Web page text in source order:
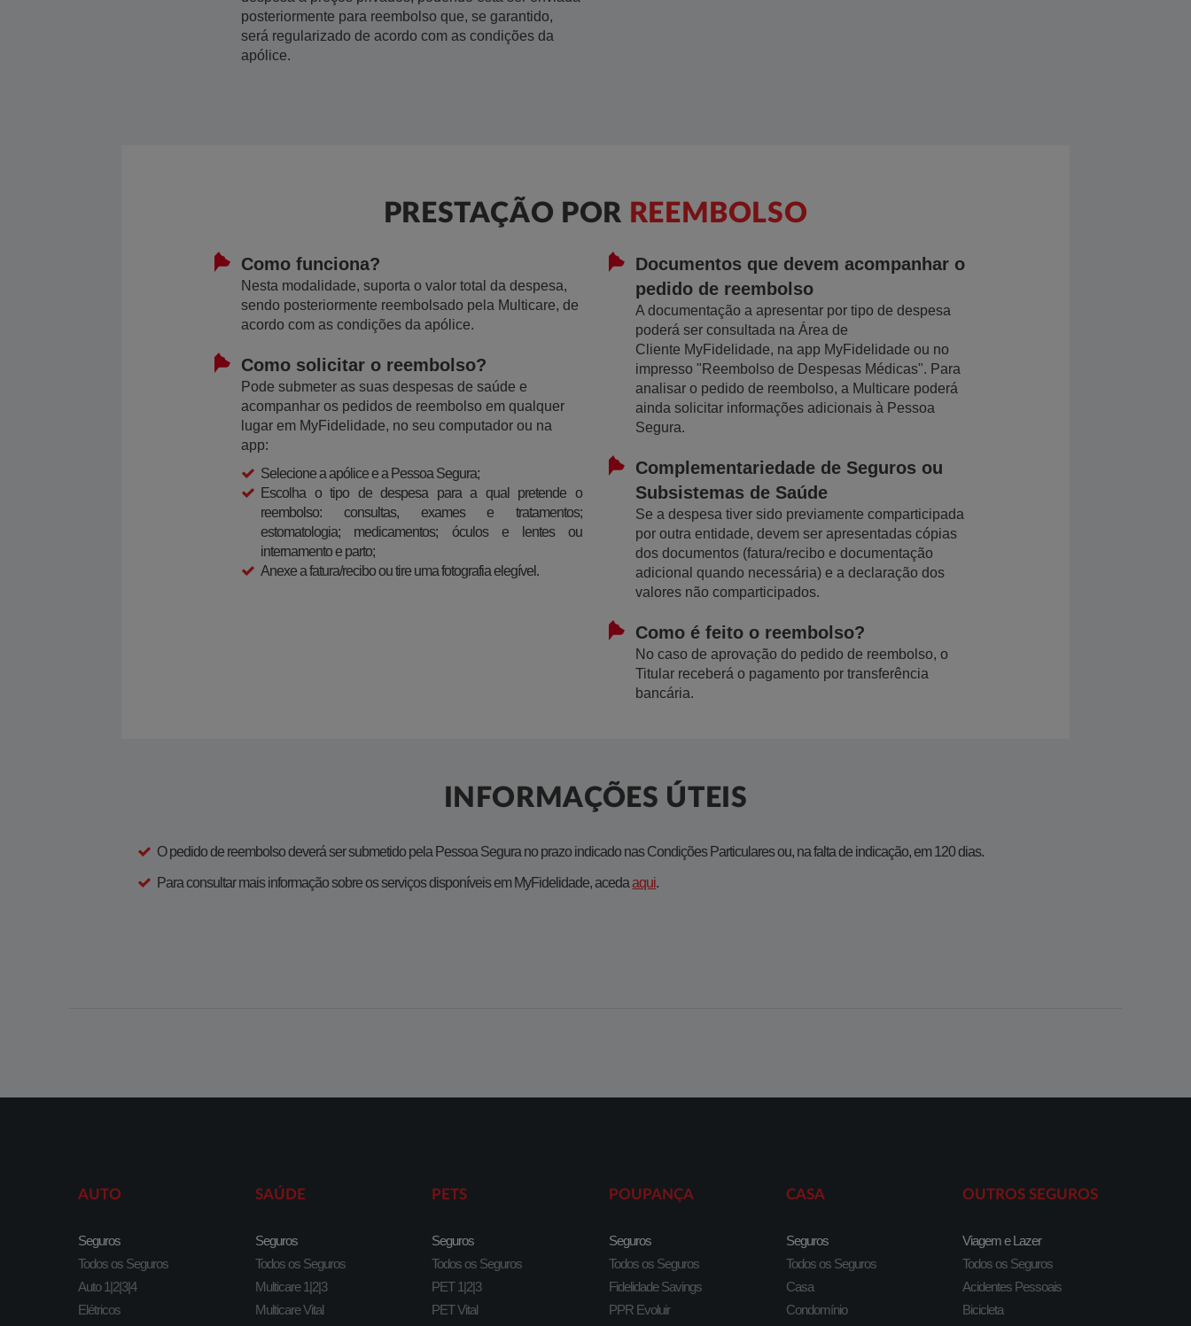
posteriormente para reembolso que, se garantido,
será regularizado de acordo com as condições da
apólice.
PRESTAÇÃO POR REEMBOLSO
Como funciona?
Nesta modalidade, suporta o valor total da despesa,
sendo posteriormente reembolsado pela Multicare, de
acordo com as condições da apólice.
Como solicitar o reembolso?
​Pode submeter as suas despesas de saúde e
acompanhar os pedidos de reembolso em qualquer
lugar em MyFidelidade, no seu computador ou na
app:
Selecione a apólice e a Pessoa Segura;
Escolha o tipo de despesa para a qual pretende o
reembolso: consultas, exames e tratamentos;
estomatologia; medicamentos; óculos e lentes ou
internamento e parto;
Anexe a fatura/recibo ou tire uma fotografia elegível.
Documentos que devem acompanhar o
pedido de reembolso
A documentação a apresentar por tipo de despesa
poderá ser consultada na Área de
Cliente MyFidelidade, na app MyFidelidade ou no
impresso "Reembolso de Despesas Médicas". Para
analisar o pedido de reembolso, a Multicare poderá
ainda solicitar informações adicionais à Pessoa
Segura.
Complementariedade de Seguros ou
Subsistemas de Saúde
Se a despesa tiver sido previamente comparticipada
por outra entidade, devem ser apresentadas cópias
dos documentos (fatura/recibo e documentação
adicional quando necessária) e a declaração dos
valores não comparticipados.
Como é feito o reembolso?
No caso de aprovação do pedido de reembolso, o
Titular receberá o pagamento por transferência
bancária.
INFORMAÇÕES ÚTEIS
O pedido de reembolso deverá ser submetido pela Pessoa Segura no prazo indicado nas Condições Particulares ou, na falta de indicação, em 120 dias.
Para consultar mais informação sobre os serviços disponíveis em MyFidelidade, acedaaqui​.
AUTO
Seguros
Todos os Seguros
Auto 1|2|3|4
Elétricos
SAÚDE
Seguros
Todos os Seguros
Multicare 1|2|3
Multicare Vital
PETS
Seguros
Todos os Seguros
PET 1|2|3
PET Vital
POUPANÇA
Seguros
Todos os Seguros
Fidelidade Savings
PPR Evoluir
CASA
Seguros
Todos os Seguros
Casa
Condomínio
OUTROS SEGUROS
Viagem e Lazer
Todos os Seguros
Acidentes Pessoais
Bicicleta